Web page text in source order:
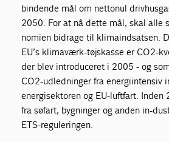
bindende mål om nettonul
2050. For at nå dette mål, skal alle
nomien bidrage til klimaindsatsen.
EU’s klimaværk-tøjskasse er CO2-
der blev introduceret i 2005 - og
CO2-udledninger fra energiintensiv
energisektoren og EU-luftfart.
fra søfart, bygninger og anden in-
ETS-reguleringen.